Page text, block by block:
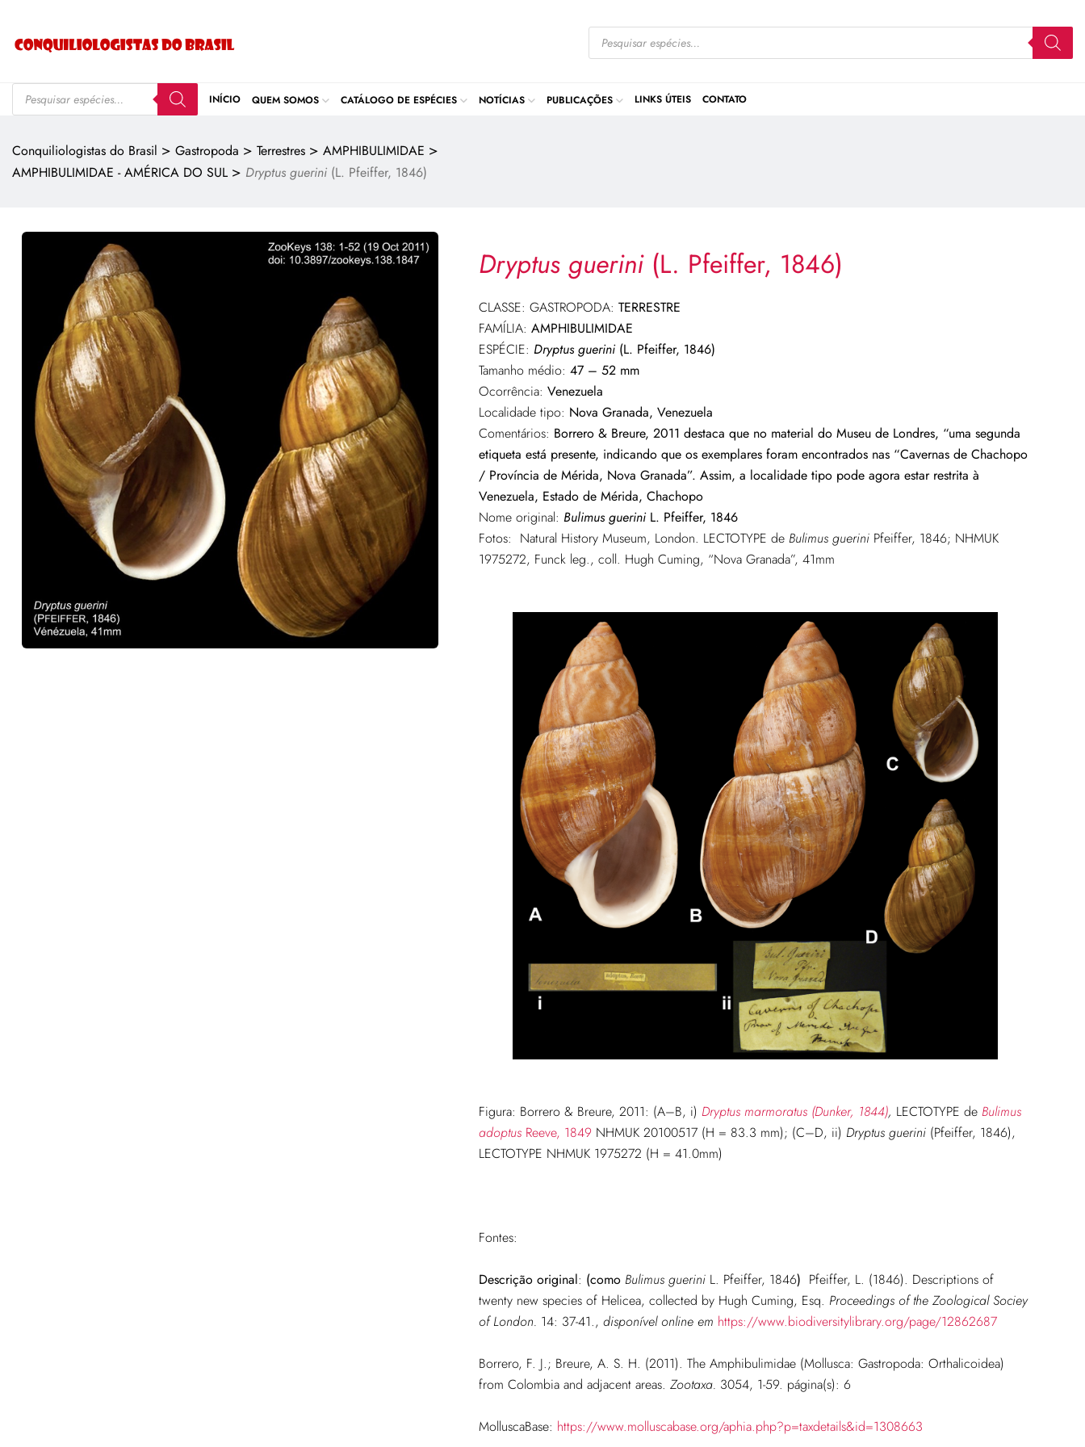
INÍCIO QUEM SOMOS CATÁLOGO DE ESPÉCIES NOTÍCIAS PUBLICAÇÕES LINKS ÚTEIS CONTATO
Conquiliologistas do Brasil > Gastropoda > Terrestres > AMPHIBULIMIDAE >
AMPHIBULIMIDAE - AMÉRICA DO SUL > Dryptus guerini (L. Pfeiffer, 1846)
Dryptus guerini (L. Pfeiffer, 1846)
CLASSE: GASTROPODA: TERRESTRE
FAMÍLIA: AMPHIBULIMIDAE
ESPÉCIE: Dryptus guerini(L. Pfeiffer, 1846)
Tamanho médio: 47 – 52 mm
Ocorrência: Venezuela
Localidade tipo: Nova Granada, Venezuela
Comentários: Borrero & Breure, 2011 destaca que no material do Museu de Londres, “uma segunda
etiqueta está presente, indicando que os exemplares foram encontrados nas “Cavernas de Chachopo
/ Província de Mérida, Nova Granada”. Assim, a localidade tipo pode agora estar restrita à
Venezuela, Estado de Mérida, Chachopo
Nome original: Bulimus gueriniL. Pfeiffer, 1846
Fotos: Natural History Museum, London. LECTOTYPE de Bulimus gueriniPfeiffer, 1846; NHMUK
1975272, Funck leg., coll. Hugh Cuming, “Nova Granada”, 41mm
Figura: Borrero & Breure, 2011: (A–B, i) Dryptus marmoratus (Dunker, 1844), LECTOTYPE deBulimus
adoptus Reeve, 1849NHMUK 20100517 (H = 83.3 mm); (C–D, ii) Dryptus guerini (Pfeiffer, 1846),
LECTOTYPE NHMUK 1975272 (H = 41.0mm)
Fontes:
Descrição original: (como Bulimus gueriniL. Pfeiffer, 1846) Pfeiffer, L. (1846). Descriptions of
twenty new species of Helicea, collected by Hugh Cuming, Esq. Proceedings of the Zoological Sociey
of London. 14: 37-41., disponível online em https://www.biodiversitylibrary.org/page/12862687
Borrero, F. J.; Breure, A. S. H. (2011). The Amphibulimidae (Mollusca: Gastropoda: Orthalicoidea)
from Colombia and adjacent areas. Zootaxa. 3054, 1-59. página(s): 6
MolluscaBase: https://www.molluscabase.org/aphia.php?p=taxdetails&id=1308663